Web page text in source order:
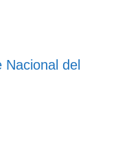
del